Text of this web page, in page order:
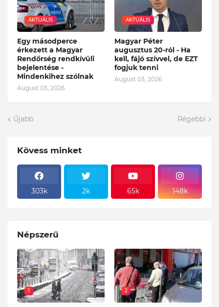
AKTUÁLIS
Egy másodperce
érkezett a Magyar
Rendőrség rendkívüli
bejelentése -
Mindenkihez szólnak
August 03, 2026
AKTUÁLIS
Magyar Péter
augusztus 20-ról - Ha
kell, fájó szívvel, de EZT
fogjuk tenni
August 03, 2026
Újabb Régebbi
Kövess minket
303k 2k 65k 148k
Népszerű
1 2